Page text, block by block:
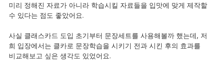
미리 정해진 자료가 아니라 학습시킬 자료들을 입맛에 맞게 제작할
수 있다는 점도 좋았어요.
사실 클래스카드 도입 초기부터 문장세트를 사용해볼까 했는데, 저
희 입장에서는 클카로 문장학습을 시키기 전과 시킨 후의 효과를
비교해보고 싶은 생각도 있었어요.